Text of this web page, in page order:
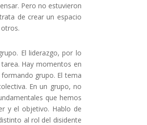
Pero no estuvieron
de crear un espacio
El liderazgo, por lo
Hay momentos en
grupo. El tema
En un grupo, no
que hemos
y el objetivo. Hablo de
al rol del disidente